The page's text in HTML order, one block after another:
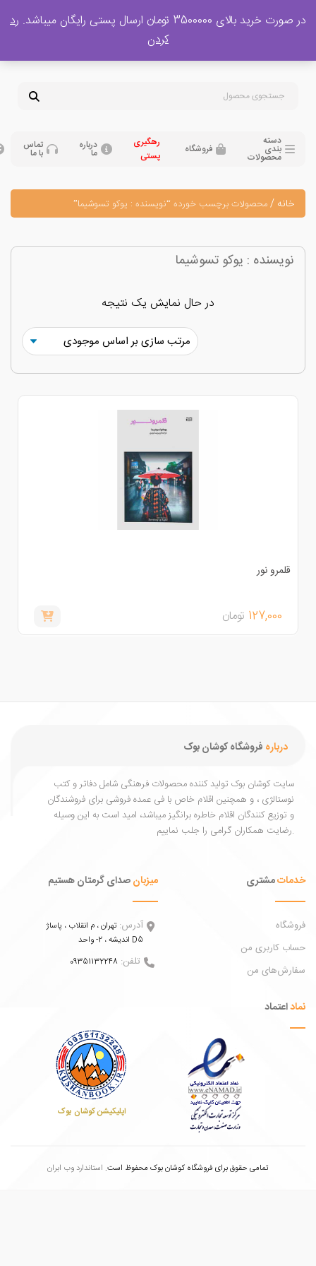
پشتیبانی فروش
09120329397
بندی
محصولات
فروشگاه درباره تماس
محصولات برچسب خورده “نویسنده : یوکو تسوشیما”
: یوکو تسوشیما
در حال نمایش یک نتیجه
نور
127,000 تومان
فروشگاه کوشان بوک
کوشان بوک تولید کننده محصولات فرهنگی شامل دفاتر و کتب
، و همچنین اقلام خاص با فی عمده فروشی برای فروشندگان
کنندگان اقلام خاطره برانگیز میباشد، امید است به این وسیله
مشتری
کاربری من
من
صدای گرمتان هستیم
آدرس:تهران ، م انقلاب ، پاساژ
تلفن:09351132248
اپلیکیشن کوشان بوک
تمامی حقوق برای فروشگاه کوشان بوک محفوظ است.استاندارد وب ابران
3500000 تومان ارسال پستی رایگان میباشد.
رد